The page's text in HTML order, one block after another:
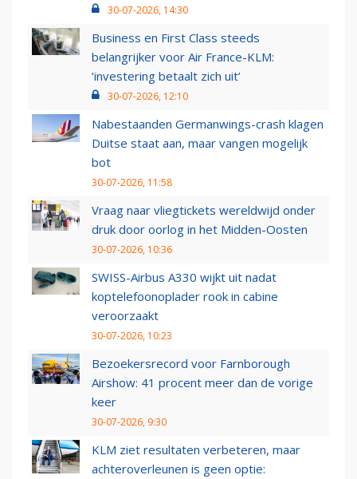
30-07-2026, 14:30
Business en First Class steeds
belangrijker voor Air France-KLM:
‘investering betaalt zich uit’
30-07-2026, 12:10
Nabestaanden Germanwings-crash klagen
Duitse staat aan, maar vangen mogelijk
bot
30-07-2026, 11:58
Vraag naar vliegtickets wereldwijd onder
druk door oorlog in het Midden-Oosten
30-07-2026, 10:36
SWISS-Airbus A330 wijkt uit nadat
koptelefoonoplader rook in cabine
veroorzaakt
30-07-2026, 10:23
Bezoekersrecord voor Farnborough
Airshow: 41 procent meer dan de vorige
keer
30-07-2026, 9:30
KLM ziet resultaten verbeteren, maar
achteroverleunen is geen optie: